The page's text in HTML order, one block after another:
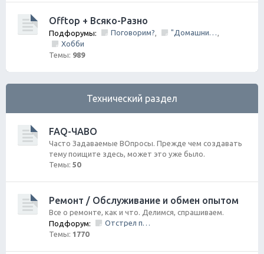
Offtop + Всяко-Разно
Подфорумы: Поговорим?, "Домашний Очаг"
,
Хобби
Темы: 989
Технический раздел
FAQ-ЧАВО
Часто Задаваемые ВОпросы. Прежде чем создавать
тему поищите здесь, может это уже было.
Темы: 50
Ремонт / Обслуживание и обмен опытом
Все о ремонте, как и что. Делимся, спрашиваем.
Подфорум:
Отстрел пистолета/НЕ заправить/Ошибки по вентиляции Бензо Бака
Темы: 1770